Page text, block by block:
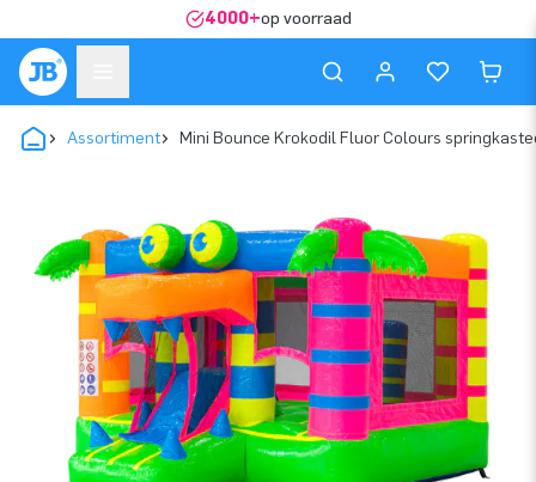
4000+op voorraad
Assortiment Mini Bounce Krokodil Fluor Colours